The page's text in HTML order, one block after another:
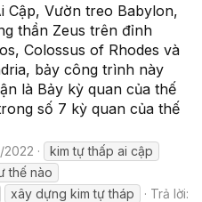
Cập, Vườn treo Babylon,
thần Zeus trên đỉnh
Colossus of Rhodes và
bảy công trình này
là Bảy kỳ quan của thế
số 7 kỳ quan của thế
2022
kim tự thấp ai cập
thế nào
xây dựng kim tự tháp
Trả lời: